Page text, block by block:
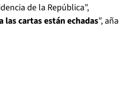
de la República”,
las cartas están echadas”,